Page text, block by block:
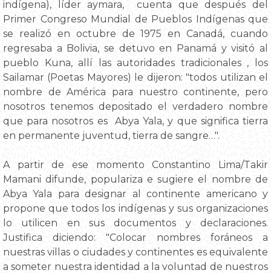
indígena), líder aymara, cuenta que después del
Primer Congreso Mundial de Pueblos Indígenas que
se realizó en octubre de 1975 en Canadá, cuando
regresaba a Bolivia, se detuvo en Panamá y visitó al
pueblo Kuna, allí las autoridades tradicionales , los
Sailamar (Poetas Mayores) le dijeron: "todos utilizan el
nombre de América para nuestro continente, pero
nosotros tenemos depositado el verdadero nombre
que para nosotros es Abya Yala, y que significa tierra
en permanente juventud, tierra de sangre…".
A partir de ese momento Constantino Lima/Takir
Mamani difunde, populariza e sugiere el nombre de
Abya Yala para designar al continente americano y
propone que todos los indígenas y sus organizaciones
lo utilicen en sus documentos y declaraciones.
Justifica diciendo: "Colocar nombres foráneos a
nuestras villas o ciudades y continentes es equivalente
a someter nuestra identidad a la voluntad de nuestros